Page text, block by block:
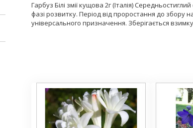
Гарбуз Білі змії кущова 2г (Італія)
фазі розвитку. Період від проростання до збору
універсального призначення. Зберігається